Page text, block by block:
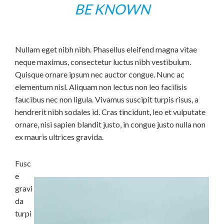
BE KNOWN
Nullam eget nibh nibh. Phasellus eleifend magna vitae
neque maximus, consectetur luctus nibh vestibulum.
Quisque ornare ipsum nec auctor congue. Nunc ac
elementum nisl. Aliquam non lectus non leo facilisis
faucibus nec non ligula. Vivamus suscipit turpis risus, a
hendrerit nibh sodales id. Cras tincidunt, leo et vulputate
ornare, nisi sapien blandit justo, in congue justo nulla non
ex mauris ultrices gravida.
Fusc
e
gravi
da
turpi